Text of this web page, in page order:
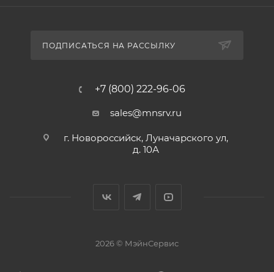
ПОДПИСАТЬСЯ НА РАССЫЛКУ
+7 (800) 222-96-06
sales@mnsrv.ru
г. Новороссийск, Луначарского ул,
д. 10А
2026 © МэйнСервис